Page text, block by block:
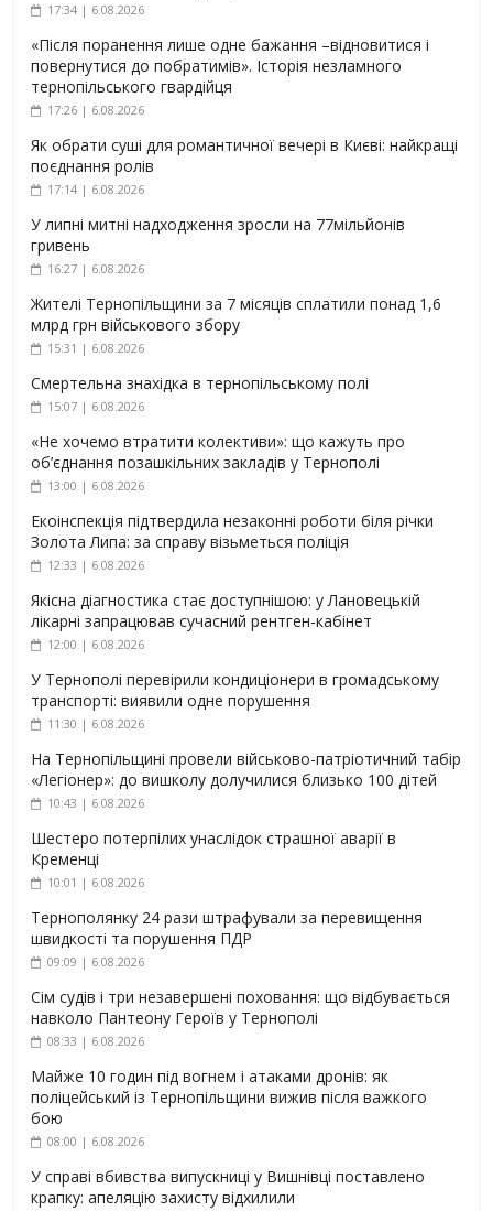
17:34 | 6.08.2026
«Після поранення лише одне бажання –відновитися і
повернутися до побратимів». Історія незламного
тернопільського гвардійця
17:26 | 6.08.2026
Як обрати суші для романтичної вечері в Києві: найкращі
поєднання ролів
17:14 | 6.08.2026
У липні митні надходження зросли на 77мільйонів
гривень
16:27 | 6.08.2026
Жителі Тернопільщини за 7 місяців сплатили понад 1,6
млрд грн військового збору
15:31 | 6.08.2026
Смертельна знахідка в тернопільському полі
15:07 | 6.08.2026
«Не хочемо втратити колективи»: що кажуть про
об’єднання позашкільних закладів у Тернополі
13:00 | 6.08.2026
Екоінспекція підтвердила незаконні роботи біля річки
Золота Липа: за справу візьметься поліція
12:33 | 6.08.2026
Якісна діагностика стає доступнішою: у Лановецькій
лікарні запрацював сучасний рентген-кабінет
12:00 | 6.08.2026
У Тернополі перевірили кондиціонери в громадському
транспорті: виявили одне порушення
11:30 | 6.08.2026
На Тернопільщині провели військово-патріотичний табір
«Легіонер»: до вишколу долучилися близько 100 дітей
10:43 | 6.08.2026
Шестеро потерпілих унаслідок страшної аварії в
Кременці
10:01 | 6.08.2026
Тернополянку 24 рази штрафували за перевищення
швидкості та порушення ПДР
09:09 | 6.08.2026
Сім судів і три незавершені поховання: що відбувається
навколо Пантеону Героїв у Тернополі
08:33 | 6.08.2026
Майже 10 годин під вогнем і атаками дронів: як
поліцейський із Тернопільщини вижив після важкого
бою
08:00 | 6.08.2026
У справі вбивства випускниці у Вишнівці поставлено
крапку: апеляцію захисту відхилили